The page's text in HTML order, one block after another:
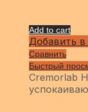
Add to cart
Добавить
Сравнить
Быстрый
Cremorlab